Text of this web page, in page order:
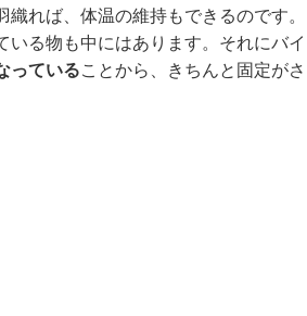
れば、体温の維持もできるのです。
る物も中にはあります。それにバイ
っていることから、きちんと固定がさ